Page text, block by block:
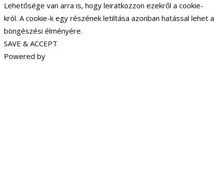
Lehetősége van arra is, hogy leiratkozzon ezekről a cookie-
król. A cookie-k egy részének letiltása azonban hatással lehet a
böngészési élményére.
SAVE & ACCEPT
Powered by